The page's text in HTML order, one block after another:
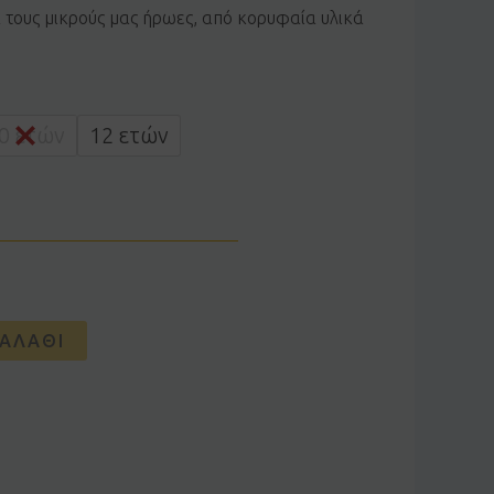
τους μικρούς μας ήρωες, από κορυφαία υλικά
ετών
12 ετών